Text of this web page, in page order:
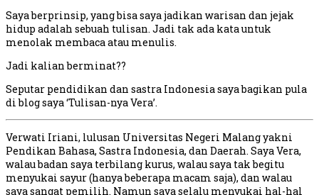
Saya berprinsip, yang bisa saya jadikan warisan dan jejak
hidup adalah sebuah tulisan. Jadi tak ada kata untuk
menolak membaca atau menulis.
Jadi kalian berminat??
Seputar pendidikan dan sastra Indonesia saya bagikan pula
di blog saya ‘Tulisan-nya Vera’.
Verwati Iriani, lulusan Universitas Negeri Malang yakni
Pendikan Bahasa, Sastra Indonesia, dan Daerah. Saya Vera,
walau badan saya terbilang kurus, walau saya tak begitu
menyukai sayur (hanya beberapa macam saja), dan walau
saya sangat pemilih. Namun saya selalu menyukai hal-hal